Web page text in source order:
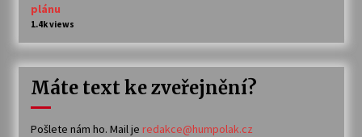
plánu
1.4k views
Máte text ke zveřejnění?
Pošlete nám ho. Mail je redakce@humpolak.cz